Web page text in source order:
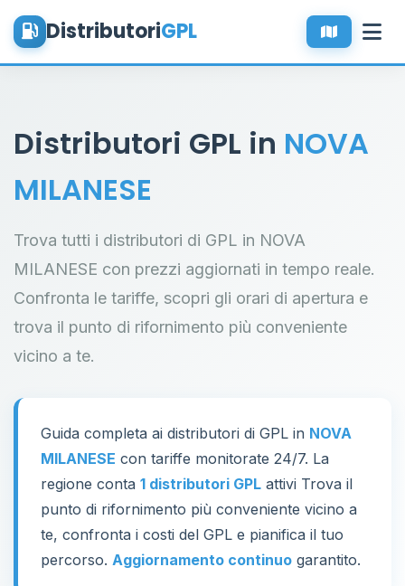
DistributoriGPL
Distributori GPL in NOVA
MILANESE
Trova tutti i distributori di GPL in NOVA
MILANESE con prezzi aggiornati in tempo reale.
Confronta le tariffe, scopri gli orari di apertura e
trova il punto di rifornimento più conveniente
vicino a te.
Guida completa ai distributori di GPL in NOVA
MILANESE con tariffe monitorate 24/7. La
regione conta 1 distributori GPL attivi Trova il
punto di rifornimento più conveniente vicino a
te, confronta i costi del GPL e pianifica il tuo
percorso. Aggiornamento continuo garantito.